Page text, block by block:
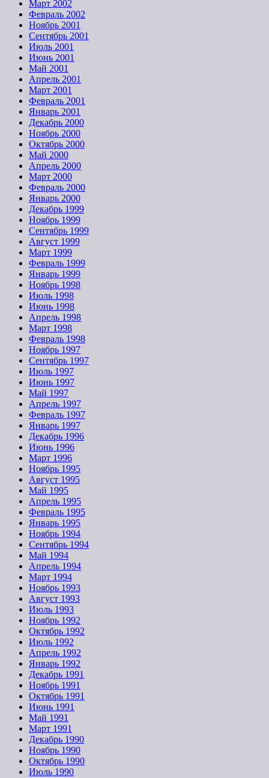
Март 2002
Февраль 2002
Ноябрь 2001
Сентябрь 2001
Июль 2001
Июнь 2001
Май 2001
Апрель 2001
Март 2001
Февраль 2001
Январь 2001
Декабрь 2000
Ноябрь 2000
Октябрь 2000
Май 2000
Апрель 2000
Март 2000
Февраль 2000
Январь 2000
Декабрь 1999
Ноябрь 1999
Сентябрь 1999
Август 1999
Март 1999
Февраль 1999
Январь 1999
Ноябрь 1998
Июль 1998
Июнь 1998
Апрель 1998
Март 1998
Февраль 1998
Ноябрь 1997
Сентябрь 1997
Июль 1997
Июнь 1997
Май 1997
Апрель 1997
Февраль 1997
Январь 1997
Декабрь 1996
Июнь 1996
Март 1996
Ноябрь 1995
Август 1995
Май 1995
Апрель 1995
Февраль 1995
Январь 1995
Ноябрь 1994
Сентябрь 1994
Май 1994
Апрель 1994
Март 1994
Ноябрь 1993
Август 1993
Июль 1993
Ноябрь 1992
Октябрь 1992
Июль 1992
Апрель 1992
Январь 1992
Декабрь 1991
Ноябрь 1991
Октябрь 1991
Июнь 1991
Май 1991
Март 1991
Декабрь 1990
Ноябрь 1990
Октябрь 1990
Июль 1990